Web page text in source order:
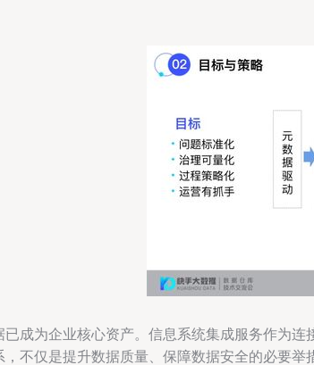
成为企业核心资产。信息系统集成服务作为
不仅是提升数据质量、保障数据安全的必要举